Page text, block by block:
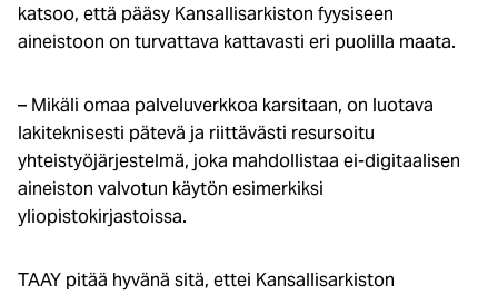
katsoo, että pääsy Kansallisarkiston fyysiseen
aineistoon on turvattava kattavasti eri puolilla maata.
– Mikäli omaa palveluverkkoa karsitaan, on luotava
lakiteknisesti pätevä ja riittävästi resursoitu
yhteistyöjärjestelmä, joka mahdollistaa ei-digitaalisen
aineiston valvotun käytön esimerkiksi
yliopistokirjastoissa.
TAAY pitää hyvänä sitä, ettei Kansallisarkiston